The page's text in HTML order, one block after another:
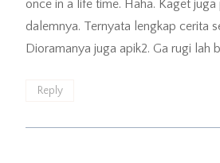
once in a life time. Haha. Kaget juga
dalemnya. Ternyata lengkap cerita
Dioramanya juga apik2. Ga rugi lah
Reply